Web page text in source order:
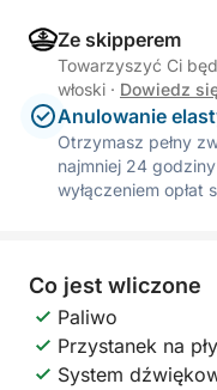
Ze skipperem
Towarzyszyć Ci
włoski · Dowiedz
Anulowanie
Otrzymasz pełny
najmniej 24
wyłączeniem opłat
Co jest wliczone
Paliwo
Przystanek na
System